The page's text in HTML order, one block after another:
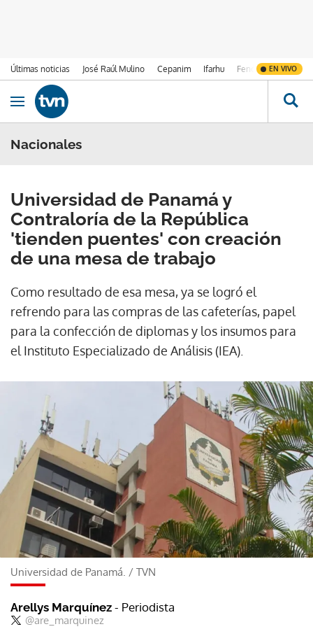
Últimas noticias José Raúl Mulino Cepanim Ifarhu Fenómeno de El
EN VIVO
Ir al contenido
Obrir navegació
Nacionales
Universidad de Panamá y
Contraloría de la República
'tienden puentes' con creación
de una mesa de trabajo
Como resultado de esa mesa, ya se logró el
refrendo para las compras de las cafeterías, papel
para la confección de diplomas y los insumos para
el Instituto Especializado de Análisis (IEA).
Universidad de Panamá. / TVN
Arellys Marquínez - Periodista
@are_marquinez